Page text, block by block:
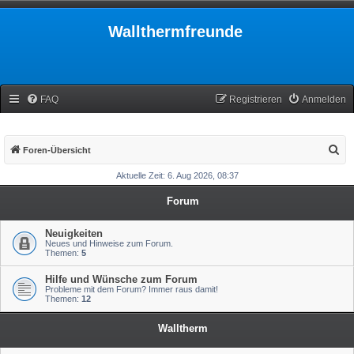
Wallthermfreunde
FAQ Anmelden
Registrieren
Foren-Übersicht
c
Aktuelle Zeit: 6. Aug 2026, 08:37
Forum
Neuigkeiten
Neues und Hinweise zum Forum.
Themen: 5
Hilfe und Wünsche zum Forum
Probleme mit dem Forum? Immer raus damit!
Themen: 12
Walltherm